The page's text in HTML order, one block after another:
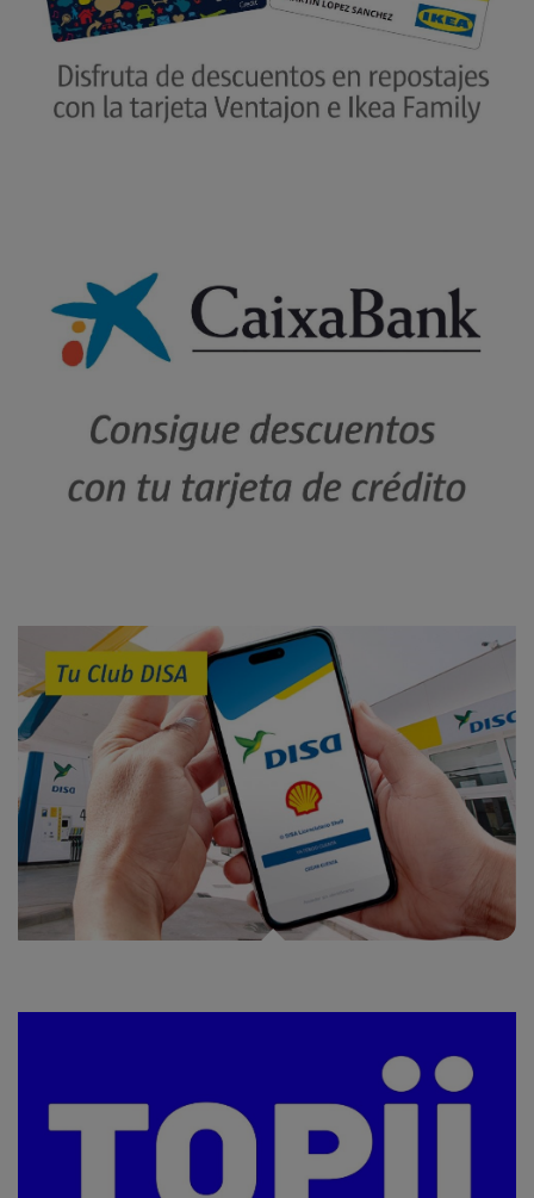
3% de descuento con tu tarjeta Ventajon e Ikea Family
Catálogo de premios Tu Club DISA
TOPii: PAGAR Y RETIRAR DINERO EN EFECTIVO EN NUESTRAS ESTACIONES
DE SERVICIO*